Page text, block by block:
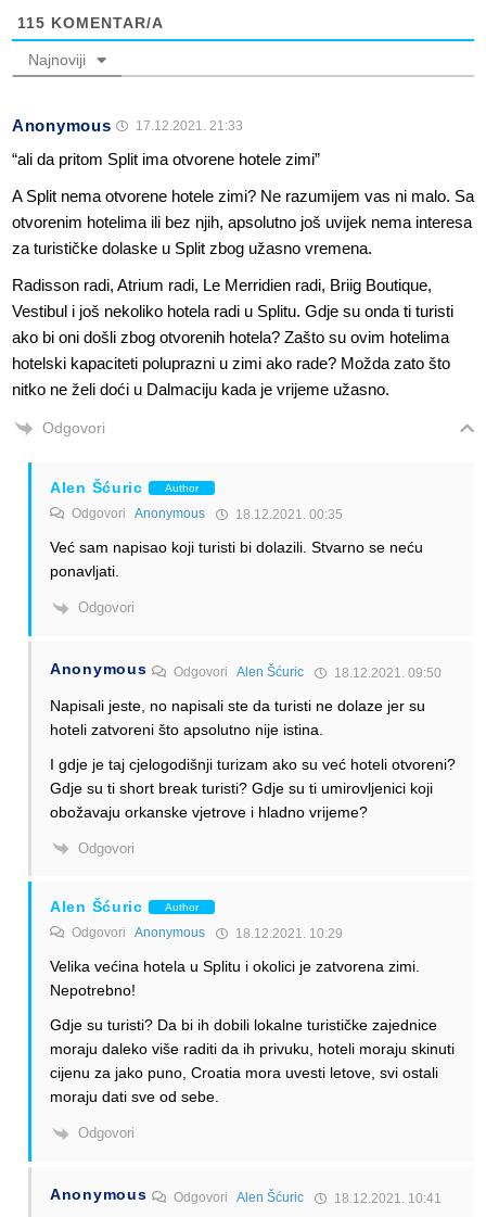
115 KOMENTAR/A
Najnoviji
Anonymous 17.12.2021. 21:33
“ali da pritom Split ima otvorene hotele zimi”
A Split nema otvorene hotele zimi? Ne razumijem vas ni malo. Sa
otvorenim hotelima ili bez njih, apsolutno još uvijek nema interesa
za turističke dolaske u Split zbog užasno vremena.
Radisson radi, Atrium radi, Le Merridien radi, Briig Boutique,
Vestibul i još nekoliko hotela radi u Splitu. Gdje su onda ti turisti
ako bi oni došli zbog otvorenih hotela? Zašto su ovim hotelima
hotelski kapaciteti poluprazni u zimi ako rade? Možda zato što
nitko ne želi doći u Dalmaciju kada je vrijeme užasno.
Odgovori
Alen Šćuric Author
Odgovori Anonymous 18.12.2021. 00:35
Već sam napisao koji turisti bi dolazili. Stvarno se neću
ponavljati.
Odgovori
Anonymous OdgovoriAlen Šćuric 18.12.2021. 09:50
Napisali jeste, no napisali ste da turisti ne dolaze jer su
hoteli zatvoreni što apsolutno nije istina.
I gdje je taj cjelogodišnji turizam ako su već hoteli otvoreni?
Gdje su ti short break turisti? Gdje su ti umirovljenici koji
obožavaju orkanske vjetrove i hladno vrijeme?
Odgovori
Alen Šćuric Author
Odgovori Anonymous 18.12.2021. 10:29
Velika većina hotela u Splitu i okolici je zatvorena zimi.
Nepotrebno!
Gdje su turisti? Da bi ih dobili lokalne turističke zajednice
moraju daleko više raditi da ih privuku, hoteli moraju skinuti
cijenu za jako puno, Croatia mora uvesti letove, svi ostali
moraju dati sve od sebe.
Odgovori
Anonymous OdgovoriAlen Šćuric 18.12.2021. 10:41